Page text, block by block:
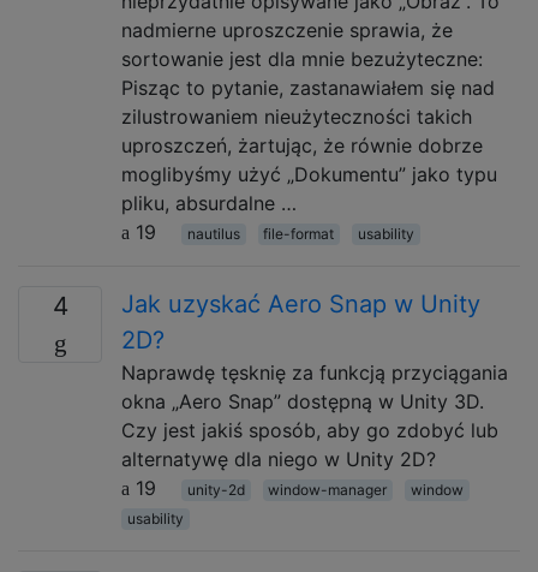
nadmierne uproszczenie sprawia, że ​​
sortowanie jest dla mnie bezużyteczne:
Pisząc to pytanie, zastanawiałem się nad
zilustrowaniem nieużyteczności takich
uproszczeń, żartując, że równie dobrze
moglibyśmy użyć „Dokumentu” jako typu
pliku, absurdalne …
19
nautilus file-format usability
4
Jak uzyskać Aero Snap w Unity
2D?
Naprawdę tęsknię za funkcją przyciągania
okna „Aero Snap” dostępną w Unity 3D.
Czy jest jakiś sposób, aby go zdobyć lub
alternatywę dla niego w Unity 2D?
19
unity-2d window-manager
window
usability